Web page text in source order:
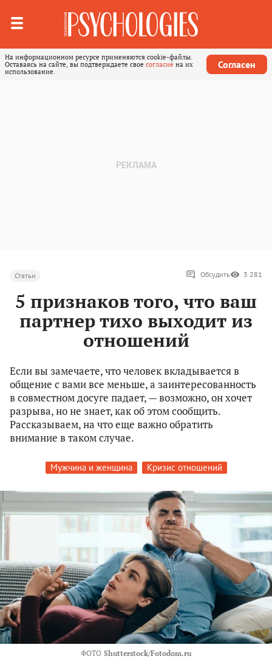
На информационном ресурсе применяются cookie-файлы.
Оставаясь на сайте, вы подтверждаете свое согласие на их
использование.
Согласен
Статьи Обсудить 3 281
5 признаков того, что ваш
партнер тихо выходит из
отношений
Если вы замечаете, что человек вкладывается в
общение с вами все меньше, а заинтересованность
в совместном досуге падает, — возможно, он хочет
разрыва, но не знает, как об этом сообщить.
Рассказываем, на что еще важно обратить
внимание в таком случае.
Мужчина и женщина Кризис отношений
ФОТО Shutterstock/Fotodom.ru